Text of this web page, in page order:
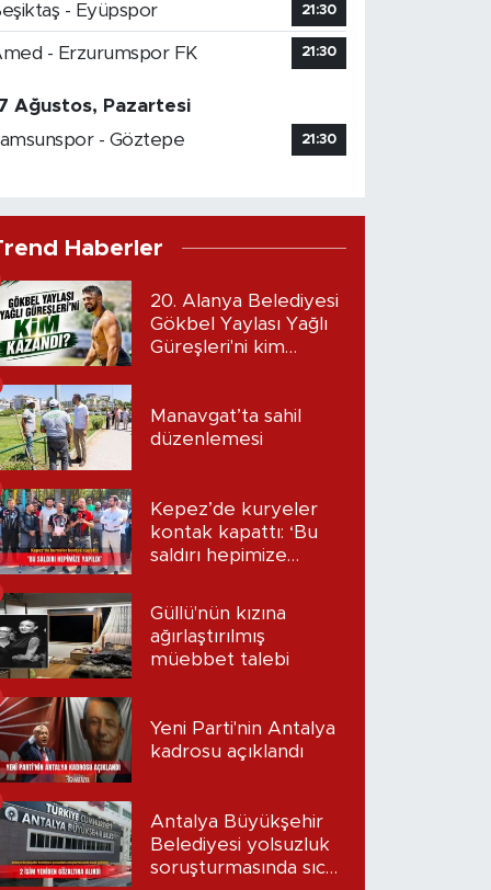
- Eyüpspor 21:30
- Erzurumspor FK 21:30
Ağustos, Pazartesi
- Göztepe
21:30
Haberler
20. Alanya Belediyesi
Gökbel Yaylası Yağlı
Güreşleri'ni kim
Manavgat’ta sahil
düzenlemesi
Kepez’de kuryeler
kontak kapattı: ‘Bu
saldırı hepimize
Güllü'nün kızına
ağırlaştırılmış
müebbet talebi
Yeni Parti'nin Antalya
kadrosu açıklandı
Antalya Büyükşehir
Belediyesi yolsuzluk
soruşturmasında sıcak